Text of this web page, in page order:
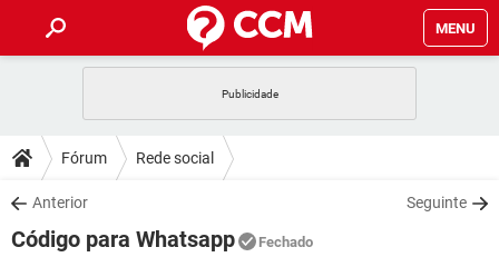
MENU
CELULAR
OUTLOOK
INSTAGRAM GMAIL
DICAS
JOGOS
DOWNLOADS
JOGOS WHATSAPP
FÓRUM
Fórum Rede social
Anterior Seguinte
Código para Whatsapp Fechado